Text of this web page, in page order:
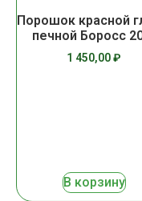
Порошок красной
печной Боросс
1 450,00₽
В корзину